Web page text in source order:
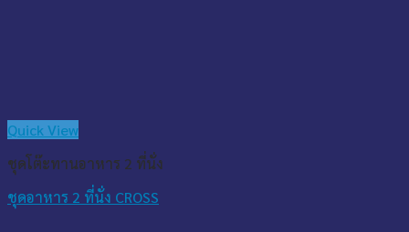
Quick View
ชุดโต๊ะทานอาหาร 2 ที่นั่ง
ชุดอาหาร 2 ที่นั่ง CROSS